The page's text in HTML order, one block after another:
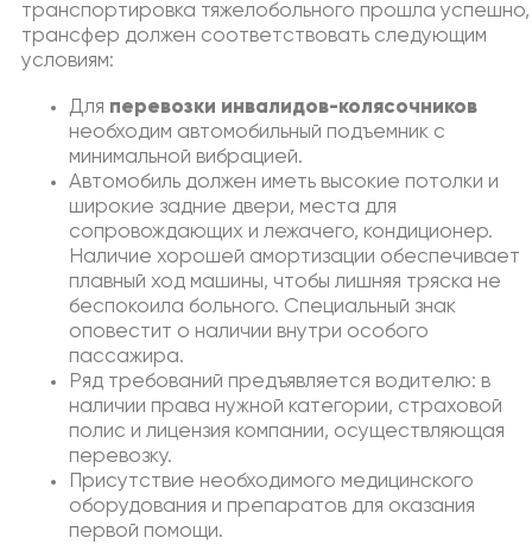
транспортировка тяжелобольного прошла успешно,
трансфер должен соответствовать следующим
условиям:
Для перевозки инвалидов-колясочников
необходим автомобильный подъемник с
минимальной вибрацией.
Автомобиль должен иметь высокие потолки и
широкие задние двери, места для
сопровождающих и лежачего, кондиционер.
Наличие хорошей амортизации обеспечивает
плавный ход машины, чтобы лишняя тряска не
беспокоила больного. Специальный знак
оповестит о наличии внутри особого
пассажира.
Ряд требований предъявляется водителю: в
наличии права нужной категории, страховой
полис и лицензия компании, осуществляющая
перевозку.
Присутствие необходимого медицинского
оборудования и препаратов для оказания
первой помощи.